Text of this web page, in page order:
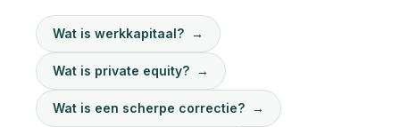
Wat is werkkapitaal? →
Wat is private equity? →
Wat is een scherpe correctie? →